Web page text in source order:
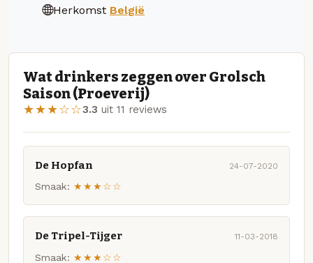
Herkomst België
Wat drinkers zeggen over Grolsch
Saison (Proeverij)
★★★☆☆3.3 uit 11 reviews
De Hopfan 24-07-2020
Smaak: ★★★☆☆
De Tripel-Tijger 11-03-2018
Smaak: ★★★☆☆